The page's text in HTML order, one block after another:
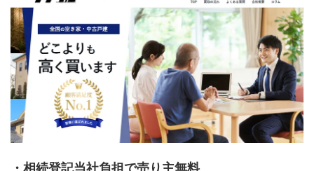
・相続登記当社負担で売り主無料